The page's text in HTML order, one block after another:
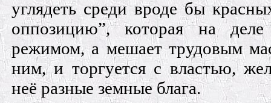
углядеть среди вроде бы
оппозицию”, которая на
режимом, а мешает трудовым
ним, и торгуется с властью,
неё разные земные блага.